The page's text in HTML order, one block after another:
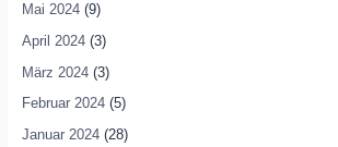
Mai 2024(9)
April 2024(3)
März 2024(3)
Februar 2024(5)
Januar 2024(28)